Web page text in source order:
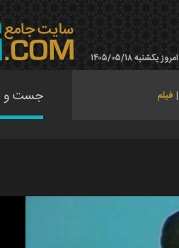
امروز یکشنبه ۱۴۰۵/۰۵/۱۸
| فیلم